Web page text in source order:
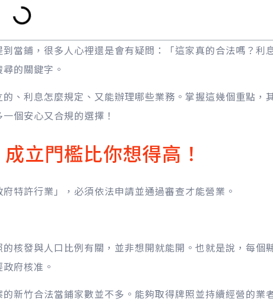
當鋪，很多人心裡還是會有疑問：「這家真的合法嗎？利
的關鍵字。
、利息怎麼規定、又能辦理哪些業務。掌握這幾個重點，
個安心又合規的選擇！
立門檻比你想得高！
特許行業」，必須依法申請並通過審查才能營業。
核發與人口比例有關，並非想開就能開。也就是說，每個
府核准。
新竹合法當鋪家數並不多。能夠取得牌照並持續經營的業